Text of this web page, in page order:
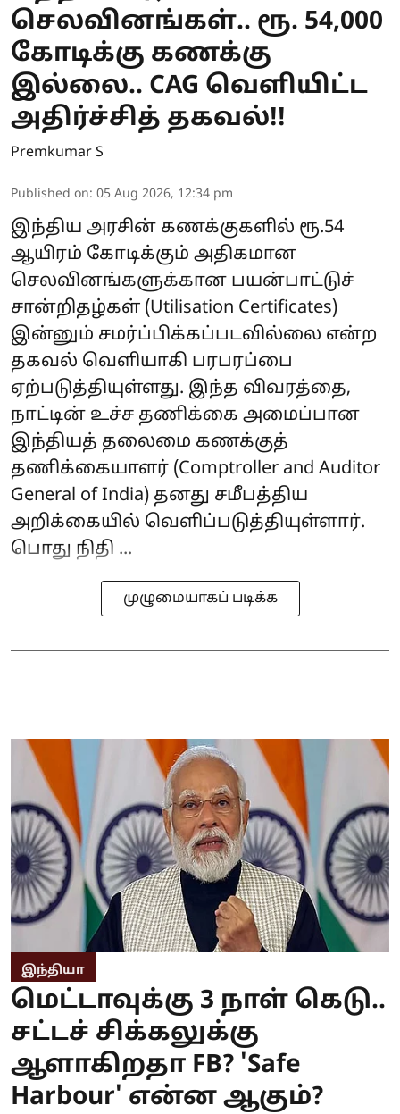
செலவினங்கள்.. ரூ. 54,000
கோடிக்கு கணக்கு
இல்லை.. CAG வெளியிட்ட
அதிர்ச்சித் தகவல்!!
Premkumar S
Published on: 05 Aug 2026, 12:34 pm
இந்திய அரசின் கணக்குகளில் ரூ.54
ஆயிரம் கோடிக்கும் அதிகமான
செலவினங்களுக்கான பயன்பாட்டுச்
சான்றிதழ்கள் (Utilisation Certificates)
இன்னும் சமர்ப்பிக்கப்படவில்லை என்ற
தகவல் வெளியாகி பரபரப்பை
ஏற்படுத்தியுள்ளது. இந்த விவரத்தை,
நாட்டின் உச்ச தணிக்கை அமைப்பான
இந்தியத் தலைமை கணக்குத்
தணிக்கையாளர் (Comptroller and Auditor
General of India) தனது சமீபத்திய
அறிக்கையில் வெளிப்படுத்தியுள்ளார்.
பொது நிதி ...
முழுமையாகப் படிக்க
இந்தியா
மெட்டாவுக்கு 3 நாள் கெடு..
சட்டச் சிக்கலுக்கு
ஆளாகிறதா FB? 'Safe
Harbour' என்ன ஆகும்?